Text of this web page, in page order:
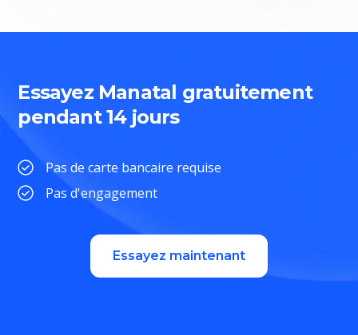
Essayez Manatal gratuitement
pendant 14 jours
Pas de carte bancaire requise
Pas d'engagement
Essayez maintenant